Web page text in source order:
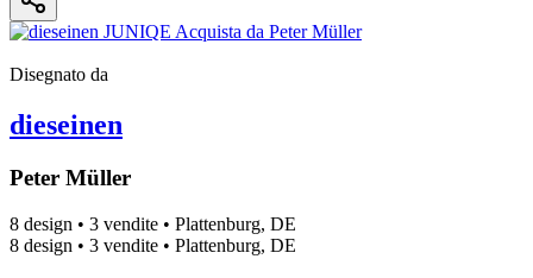
Disegnato da
dieseinen
Peter Müller
8 design • 3 vendite • Plattenburg, DE
8 design • 3 vendite • Plattenburg, DE